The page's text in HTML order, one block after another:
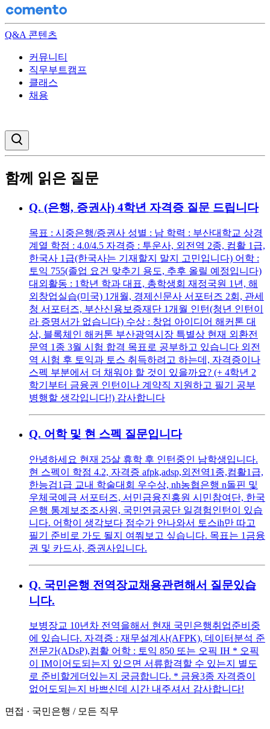
Q&A 콘텐츠
커뮤니티
직무부트캠프
클래스
채용
함께 읽은 질문
Q. (은행, 증권사) 4학년 자격증 질문 드립니다
목표 : 시중은행/증권사 성별 : 남 학력 : 부산대학교 상경
계열 학점 : 4.0/4.5 자격증 : 투운사, 외전역 2종, 컴활 1급,
한국사 1급(한국사는 기재할지 말지 고민입니다) 어학 :
토익 755(졸업 요건 맞추기 용도, 추후 올릴 예정입니다)
대외활동 : 1학년 학과 대표, 총학생회 재정국원 1년, 해
외창업실습(미국) 1개월, 경제신문사 서포터즈 2회, 관세
청 서포터즈, 부산신용보증재단 1개월 인턴(청년 인턴이
라 증명서가 없습니다) 수상 : 창업 아이디어 해커톤 대
상, 블록체인 해커톤 부산광역시장 특별상 현재 외환전
문역 1종 3월 시험 합격 목표로 공부하고 있습니다 외전
역 시험 후 토익과 토스 취득하려고 하는데, 자격증이나
스펙 부분에서 더 채워야 할 것이 있을까요? (+ 4학년 2
학기부터 금융권 인턴이나 계약직 지원하고 필기 공부
병행할 생각입니다!) 감사합니다
Q. 어학 및 현 스펙 질문입니다
안녕하세요 현재 25살 휴학 후 인턴중인 남학생입니다.
현 스펙이 학점 4.2, 자격증 afpk,adsp,외전역1종,컴활1급,
한능검1급 교내 학술대회 우수상, nh농협은행 n돌핀 및
우체국예금 서포터즈, 서민금융진흥원 시민참여단, 한국
은행 통계보조조사원, 국민연금공단 일경험인턴이 있습
니다. 어학이 생각보다 점수가 안나와서 토스ih만 따고
필기 준비로 가도 될지 여쭤보고 싶습니다. 목표는 1금융
권 및 카드사, 증권사입니다.
Q. 국민은행 전역장교채용관련해서 질문있습
니다.
보병장교 10년차 전역을해서 현재 국민은행취업준비중
에 있습니다. 자격증 : 재무설계사(AFPK), 데이터분석 준
전문가(ADsP),컴활 어학 : 토익 850 또는 오픽 IH * 오픽
이 IM이어도되는지 있으면 서류합격할 수 있는지 별도
로 준비할게더있는지 궁금합니다. * 금융3종 자격증이
없어도되는지 바쁘신데 시간 내주셔서 감사합니다!
면접 · 국민은행 / 모든 직무